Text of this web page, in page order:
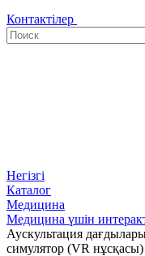
Контактілер
Негізгі
Каталог
Медицина
Медицина үшін
Аускультация
симулятор (VR